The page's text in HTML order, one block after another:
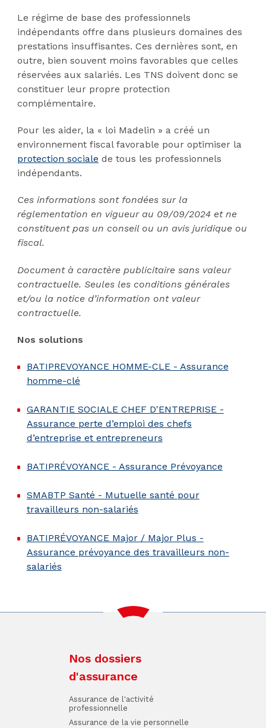
Le régime de base des professionnels
indépendants offre dans plusieurs domaines des
prestations insuffisantes. Ces dernières sont, en
outre, bien souvent moins favorables que celles
réservées aux salariés. Les TNS doivent donc se
constituer leur propre protection
complémentaire.
Pour les aider, la « loi Madelin » a créé un
environnement fiscal favorable pour optimiser la
protection sociale de tous les professionnels
indépendants.
Ces informations sont fondées sur la
réglementation en vigueur au 09/09/2024 et ne
constituent pas un conseil ou un avis juridique ou
fiscal.
Document à caractère publicitaire sans valeur
contractuelle. Seules les conditions générales
et/ou la notice d’information ont valeur
contractuelle.
Nos solutions
BATIPREVOYANCE HOMME-CLE - Assurance
homme-clé
GARANTIE SOCIALE CHEF D'ENTREPRISE -
Assurance perte d’emploi des chefs
d’entreprise et entrepreneurs
BATIPRÉVOYANCE - Assurance Prévoyance
SMABTP Santé - Mutuelle santé pour
travailleurs non-salariés
BATIPRÉVOYANCE Major / Major Plus -
Assurance prévoyance des travailleurs non-
salariés
Nos dossiers
d'assurance
Assurance de l'activité
professionnelle
Assurance de la vie personnelle